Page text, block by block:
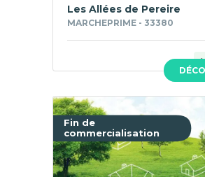
Les Allées de Pereire
MARCHEPRIME - 33380
Fin de
commercialisation